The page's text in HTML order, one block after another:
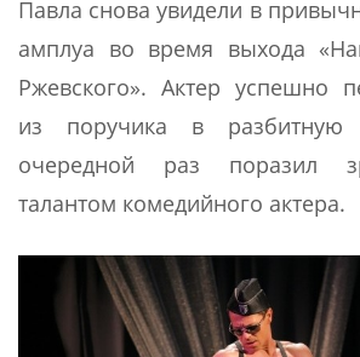
Павла снова увидели в
амплуа во время выхода
Ржевского». Актер успешно
из поручика в
очередной раз поразил
талантом комедийного актера.